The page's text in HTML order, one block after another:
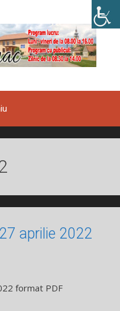
aprilie 2022
format PDF